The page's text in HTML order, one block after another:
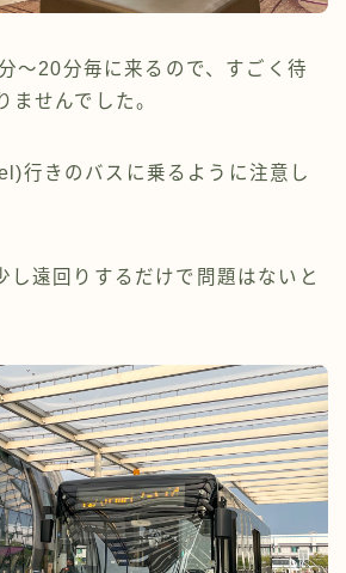
〜20分毎に来るので、すごく待
ませんでした。
行きのバスに乗るように注意し
し遠回りするだけで問題はないと